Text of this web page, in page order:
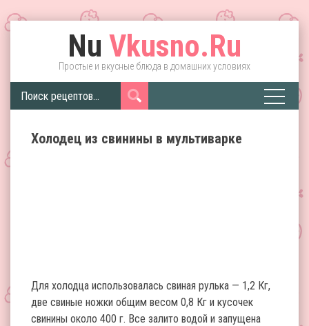
Nu Vkusno.Ru
Простые и вкусные блюда в домашних условиях
Холодец из свинины в мультиварке
Для холодца использовалась свиная рулька — 1,2 Кг,
две свиные ножки общим весом 0,8 Кг и кусочек
свинины около 400 г. Все залито водой и запущена